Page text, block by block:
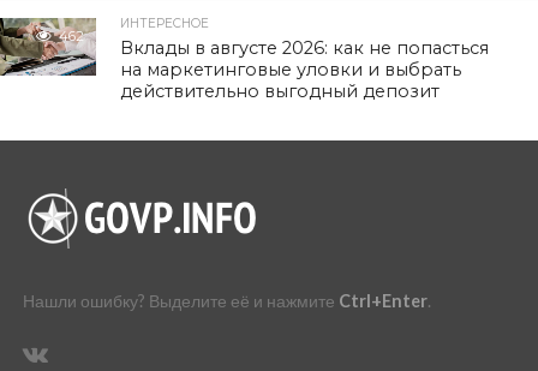
462
ИНТЕРЕСНОЕ
Вклады в августе 2026: как не попасться
на маркетинговые уловки и выбрать
действительно выгодный депозит
Нашли ошибку? Выделите её и нажмите Ctrl+Enter.